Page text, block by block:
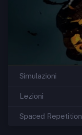
Simulazioni
Lezioni
Spaced Repetition